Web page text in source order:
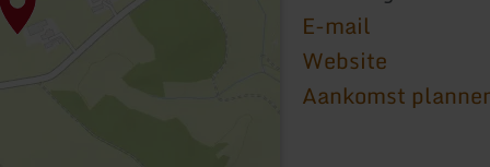
E-mail
Website
Aankomst